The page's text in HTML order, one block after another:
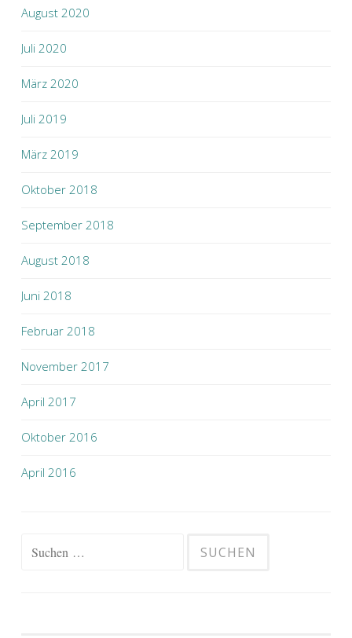
August 2020
Juli 2020
März 2020
Juli 2019
März 2019
Oktober 2018
September 2018
August 2018
Juni 2018
Februar 2018
November 2017
April 2017
Oktober 2016
April 2016
Suchen